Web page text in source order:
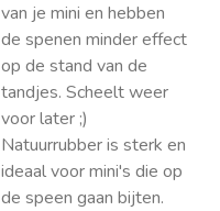
van je mini en hebben
de spenen minder effect
op de stand van de
tandjes. Scheelt weer
voor later ;)
Natuurrubber is sterk en
ideaal voor mini's die op
de speen gaan bijten.